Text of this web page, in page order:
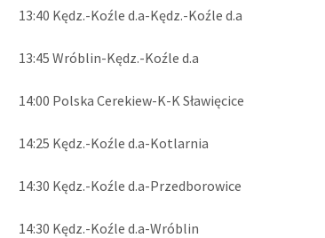
13:40 Kędz.-Koźle d.a-Kędz.-Koźle d.a
13:45 Wróblin-Kędz.-Koźle d.a
14:00 Polska Cerekiew-K-K Sławięcice
14:25 Kędz.-Koźle d.a-Kotlarnia
14:30 Kędz.-Koźle d.a-Przedborowice
14:30 Kędz.-Koźle d.a-Wróblin